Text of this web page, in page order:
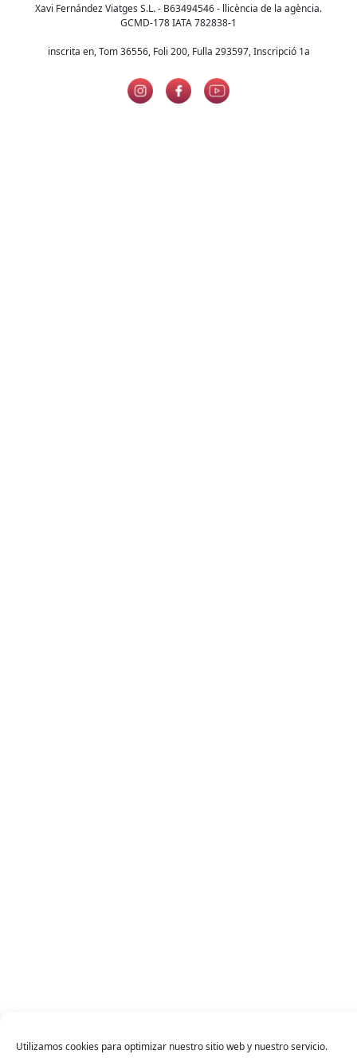
Utilizamos cookies para optimizar nuestro sitio web y nuestro servicio.
Xavi Fernández Viatges S.L. - B63494546 - llicència de la agència.
GCMD-178 IATA 782838-1
inscrita en, Tom 36556, Foli 200, Fulla 293597, Inscripció 1a